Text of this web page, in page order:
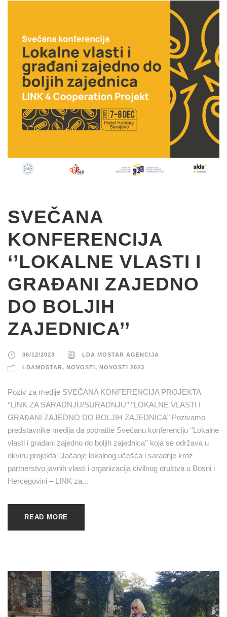
SVEČANA
KONFERENCIJA
‘’LOKALNE VLASTI I
GRAĐANI ZAJEDNO
DO BOLJIH
ZAJEDNICA’’
06/12/2023 LDA MOSTAR AGENCIJA
LDAMOSTAR, NOVOSTI, NOVOSTI 2023
Poziv za medije SVEČANA KONFERENCIJA PROJEKTA
‘’LINK ZA SARADNJU/SURADNJU’’ ‘’LOKALNE VLASTI I
GRAĐANI ZAJEDNO DO BOLJIH ZAJEDNICA” Pozivamo
predstavnike medija da popratite Svečanu konferenciju ‘’Lokalne
vlasti i građani zajedno do boljih zajednica’’ koja se održava u
okviru projekta ”Jačanje lokalnog učešća i saradnje kroz
partnerstvo javnih vlasti i organizacija civilnog društva u Bosni i
Hercegovini – LINK za...
READ MORE